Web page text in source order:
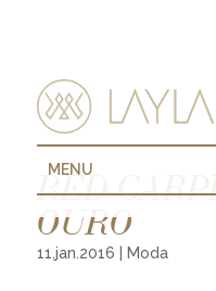
MENU
RED
OURO
11.jan.2016 Moda